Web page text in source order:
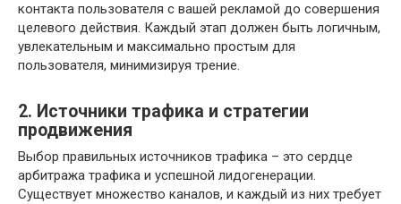
контакта пользователя с вашей рекламой до совершения
целевого действия. Каждый этап должен быть логичным,
увлекательным и максимально простым для
пользователя, минимизируя трение.
2. Источники трафика и стратегии
продвижения
Выбор правильных источников трафика – это сердце
арбитража трафика и успешной лидогенерации.
Существует множество каналов, и каждый из них требует